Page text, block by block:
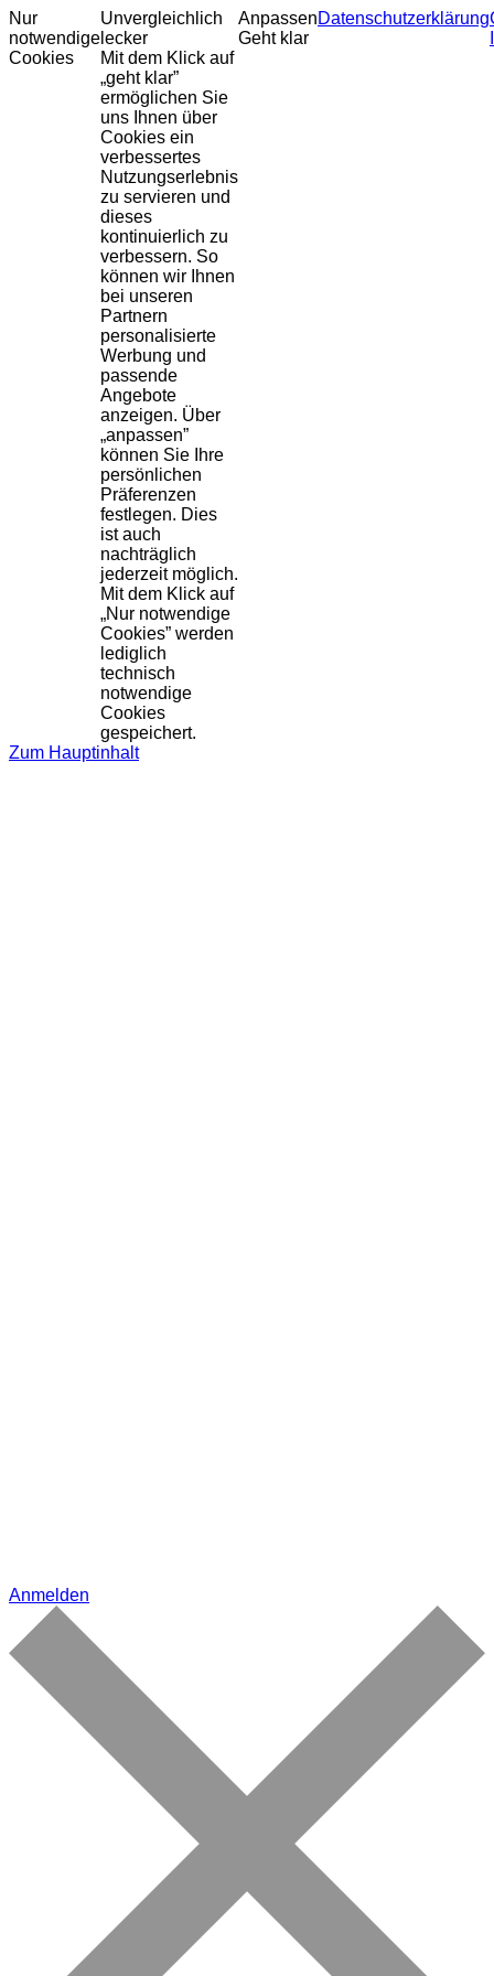
Nur
notwendige
Cookies
Unvergleichlich
lecker
Mit dem Klick auf
„geht klar”
ermöglichen Sie
uns Ihnen über
Cookies ein
verbessertes
Nutzungserlebnis
zu servieren und
dieses
kontinuierlich zu
verbessern. So
können wir Ihnen
bei unseren
Partnern
personalisierte
Werbung und
passende
Angebote
anzeigen. Über
„anpassen”
können Sie Ihre
persönlichen
Präferenzen
festlegen. Dies
ist auch
nachträglich
jederzeit möglich.
Mit dem Klick auf
„Nur notwendige
Cookies” werden
lediglich
technisch
notwendige
Cookies
gespeichert.
Anpassen
Geht klar
Datenschutzerklärung
Zum Hauptinhalt
Anmelden